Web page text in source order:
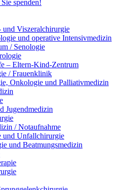
spenden!
und Viszeralchirurgie
und operative Intensivmedizin
/ Senologie
– Eltern-Kind-Zentrum
/ Frauenklinik
Onkologie und Palliativmedizin
Jugendmedizin
/ Notaufnahme
und Unfallchirurgie
und Beatmungsmedizin